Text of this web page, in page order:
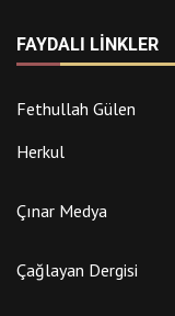
FAYDALI LINKLER
Fethullah Gülen
Herkul
Çınar Medya
Çağlayan Dergisi